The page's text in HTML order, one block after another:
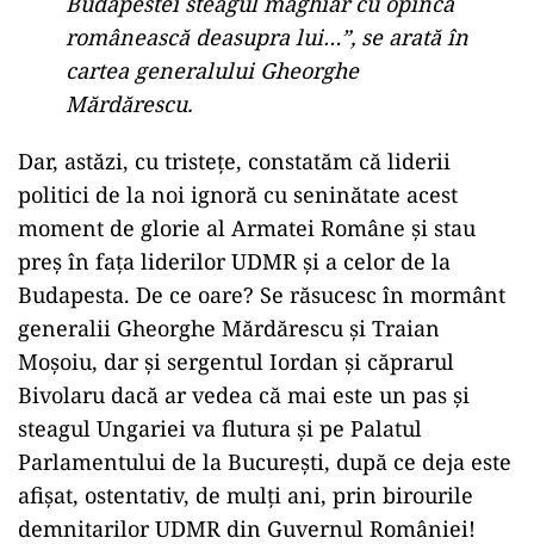
românească deasupra lui…”, se arată în
cartea generalului Gheorghe
Mărdărescu.
Dar, astăzi, cu tristețe, constatăm că liderii
politici de la noi ignoră cu seninătate acest
moment de glorie al Armatei Române și stau
preș în fața liderilor UDMR și a celor de la
Budapesta. De ce oare? Se răsucesc în mormânt
generalii Gheorghe Mărdărescu și Traian
Moșoiu, dar și sergentul Iordan și căprarul
Bivolaru dacă ar vedea că mai este un pas și
steagul Ungariei va flutura și pe Palatul
Parlamentului de la București, după ce deja este
afișat, ostentativ, de mulți ani, prin birourile
demnitarilor UDMR din Guvernul României!